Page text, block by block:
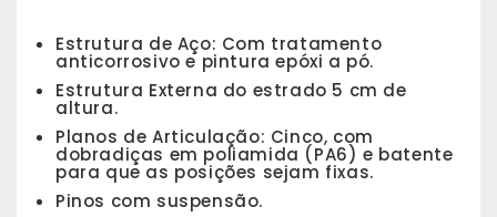
Estrutura de Aço: Com tratamento
anticorrosivo e pintura epóxi a pó.
Estrutura Externa do estrado 5 cm de
altura.
Planos de Articulação: Cinco, com
dobradiças em poliamida (PA6) e batente
para que as posições sejam fixas.
Pinos com suspensão.